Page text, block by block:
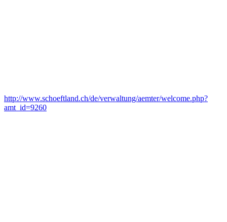
http://www.schoeftland.ch/de/verwaltung/aemter/welcome.php?
amt_id=9260